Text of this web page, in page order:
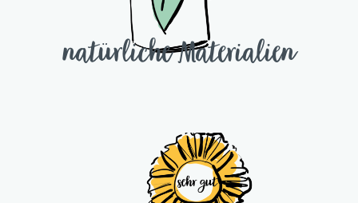
natürliche Materialien